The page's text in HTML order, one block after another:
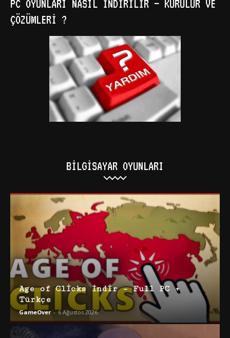
PC OYUNLARI NASIL İNDIRILIR – KURULUR VE
ÇÖZÜMLERI ?
BILGISAYAR OYUNLARI
Age of Clicks İndir – Full PC +
Türkçe
GameOver - 6 Ağustos 2026